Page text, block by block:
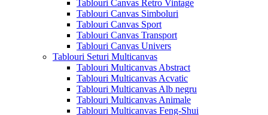
Tablouri Canvas Retro Vintage
Tablouri Canvas Simboluri
Tablouri Canvas Sport
Tablouri Canvas Transport
Tablouri Canvas Univers
Tablouri Seturi Multicanvas
Tablouri Multicanvas Abstract
Tablouri Multicanvas Acvatic
Tablouri Multicanvas Alb negru
Tablouri Multicanvas Animale
Tablouri Multicanvas Feng-Shui